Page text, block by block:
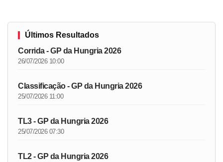
Últimos Resultados
Corrida - GP da Hungria 2026
26/07/2026 10:00
Classificação - GP da Hungria 2026
25/07/2026 11:00
TL3 - GP da Hungria 2026
25/07/2026 07:30
TL2 - GP da Hungria 2026